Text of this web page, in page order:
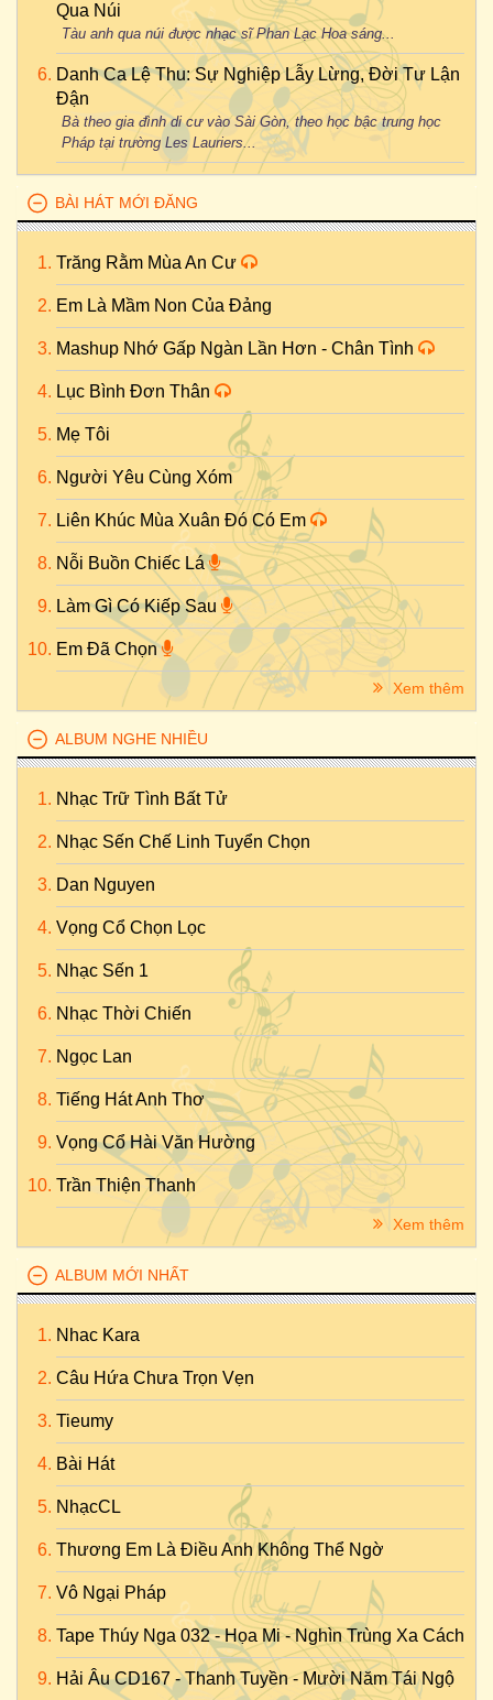
Qua Núi
Tàu anh qua núi được nhạc sĩ Phan Lạc Hoa sáng...
Danh Ca Lệ Thu: Sự Nghiệp Lẫy Lừng, Đời Tư Lận
Đận
Bà theo gia đình di cư vào Sài Gòn, theo học bậc trung học
Pháp tại trường Les Lauriers...
BÀI HÁT MỚI ĐĂNG
Trăng Rằm Mùa An Cư
Em Là Mầm Non Của Đảng
Mashup Nhớ Gấp Ngàn Lần Hơn - Chân Tình
Lục Bình Đơn Thân
Mẹ Tôi
Người Yêu Cùng Xóm
Liên Khúc Mùa Xuân Đó Có Em
Nỗi Buồn Chiếc Lá
Làm Gì Có Kiếp Sau
Em Đã Chọn
Xem thêm
ALBUM NGHE NHIỀU
Nhạc Trữ Tình Bất Tử
Nhạc Sến Chế Linh Tuyển Chọn
Dan Nguyen
Vọng Cổ Chọn Lọc
Nhạc Sến 1
Nhạc Thời Chiến
Ngọc Lan
Tiếng Hát Anh Thơ
Vọng Cổ Hài Văn Hường
Trần Thiện Thanh
Xem thêm
ALBUM MỚI NHẤT
Nhac Kara
Câu Hứa Chưa Trọn Vẹn
Tieumy
Bài Hát
NhạcCL
Thương Em Là Điều Anh Không Thể Ngờ
Vô Ngại Pháp
Tape Thúy Nga 032 - Họa Mi - Nghìn Trùng Xa Cách
Hải Âu CD167 - Thanh Tuyền - Mười Năm Tái Ngộ